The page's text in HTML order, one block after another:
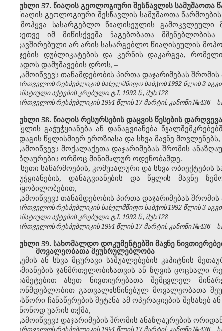
მუხლი 57. წიაღის გეოლოგიური შესწავლის სამუშაოთა
წიაღის გეოლოგიური შესწავლის სამუშაოთა
ან მოჰყვა სასარგებლო წიაღისეულის
აგრეთვე იმ მიწისქვეშა ნაგებობათა
დაკავშირებული არ არის სასარგებლო წიაღისეულის
სინჯების დუბლიკატების და კერნის დაკარგვა,
საბადოს დამუშავების დროს, –
გამოიწვევს თანამდებობის პირთა დაჯარიმებას
საქართველოს რესპუბლიკის სახელმწიფო საბჭოს 1992 წლის 3
ნორმატიული აქტების კრებული, ტ.I, 1992 წ., მუხ.128
საქართველოს რესპუბლიკის 1994 წლის 17 მარტის კანონი №436 –
მუხლი 58. წიაღის რესურსების დაცვის წესების დარღვევა
წყლის გაჭუჭყიანება ან დანაგვიანება
ნიადაგის წყლისმიერ ეროზიასა და სხვა მავნე მოვლენებს,
გამოიწვევს მოქალაქეთა დაჯარიმებას შრომის
ანაზღაურების ორმოც მინიმალურ ოდენობამდე.
ისეთი საწარმოების, კომუნალური და სხვა
გაჭუჭყიანების, დანაგვიანების და წყლის მავნე
მოწყობილობებით, –
გამოიწვევს თანამდებობის პირთა დაჯარიმებას
საქართველოს რესპუბლიკის სახელმწიფო საბჭოს 1992 წლის 3
ნორმატიული აქტების კრებული, ტ.I, 1992 წ., მუხ.128
საქართველოს რესპუბლიკის 1994 წლის 17 მარტის კანონი №436 –
მუხლი 59. სახომალდო დოკუმენტებში მავნე
მოვალეობათა შეუსრულებლობა
გემის ან სხვა მცურავი საშუალებების კაპიტნის
ადამიანების ჯანმრთელობისათვის ან ზღვის ცოცხალი
გადამეტებით ასეთ ნივთიერებათა შემცვლელ
კანონმდებლობით გათვალისწინებულ მოვალეობათა
არასწორი ჩანაწერების შეტანა ამ ოპერაციების შესახებ
უკანონოდ უარის თქმა, –
გამოიწვევს დაჯარიმების შრომის ანაზღაურების
საქართველოს რესპუბლიკის 1994 წლის 17 მარტის კანონი №436 –